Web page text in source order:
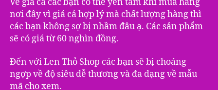
Về giá cả các bạn có thể yên tâm khi mua hàng
nơi đây vì giá cả hợp lý mà chất lượng hàng thì
các bạn không sợ bị nhầm đâu ạ. Các sản phẩm
sẽ có giá từ 60 nghìn đồng.
Đến với Len Thỏ Shop các bạn sẽ bị choáng
ngợp về độ siêu dễ thương và đa dạng về mẫu
mã cho xem.